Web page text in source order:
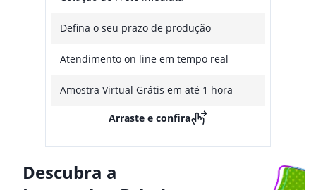
Defina o seu prazo de produção
Atendimento on line em tempo real
Amostra Virtual Grátis em até 1 hora
Arraste e confira
Descubra a